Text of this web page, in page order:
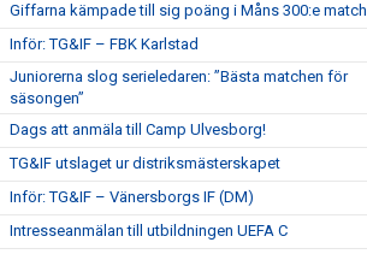
Giffarna kämpade till sig poäng i Måns 300:e match
Inför: TG&IF – FBK Karlstad
Juniorerna slog serieledaren: ”Bästa matchen för
säsongen”
Dags att anmäla till Camp Ulvesborg!
TG&IF utslaget ur distriksmästerskapet
Inför: TG&IF – Vänersborgs IF (DM)
Intresseanmälan till utbildningen UEFA C